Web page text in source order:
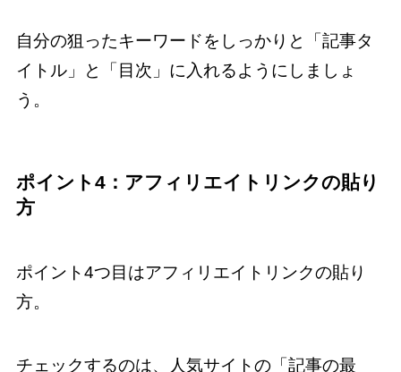
自分の狙ったキーワードをしっかりと「記事タ
イトル」と「目次」に入れるようにしましょ
う。
ポイント4：アフィリエイトリンクの貼り
方
ポイント4つ目はアフィリエイトリンクの貼り
方。
チェックするのは、人気サイトの「記事の最